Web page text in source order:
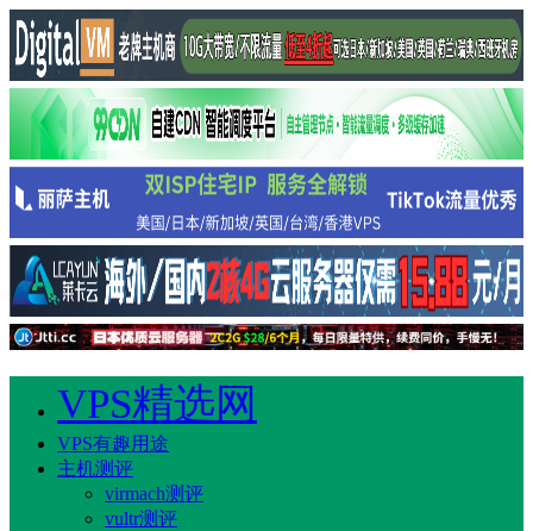
VPS精选网
VPS有趣用途
主机测评
virmach测评
vultr测评